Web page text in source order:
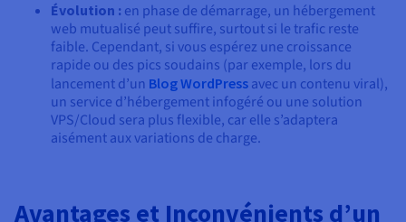
Évolution : en phase de démarrage, un hébergement
web mutualisé peut suffire, surtout si le trafic reste
faible. Cependant, si vous espérez une croissance
rapide ou des pics soudains (par exemple, lors du
lancement d’un Blog WordPress avec un contenu viral),
un service d’hébergement infogéré ou une solution
VPS/Cloud sera plus flexible, car elle s’adaptera
aisément aux variations de charge.
Avantages et Inconvénients d’un